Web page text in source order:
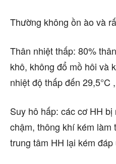
Thường không ồn ào và
Thân nhiệt thấp: 80%
khô, không đổ mồ hôi và
nhiệt độ thấp đến 29,5°C
Suy hô hấp: các cơ HH
chậm, thông khí kém làm
trung tâm HH lại kém